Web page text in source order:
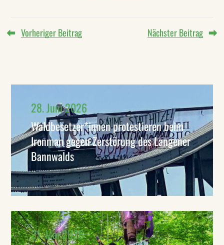
Vorheriger Beitrag Nächster Beitrag
28. Juni 2026
Waldbesetzer*innen protestieren beim
Ironman gegen Zerstörung des Langener
Bannwalds
21. Mai 2026